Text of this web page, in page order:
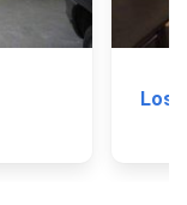
Los